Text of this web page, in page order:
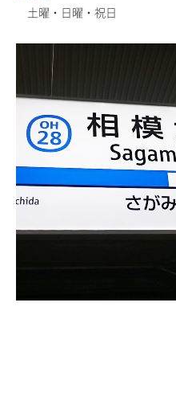
土曜・日曜・祝日